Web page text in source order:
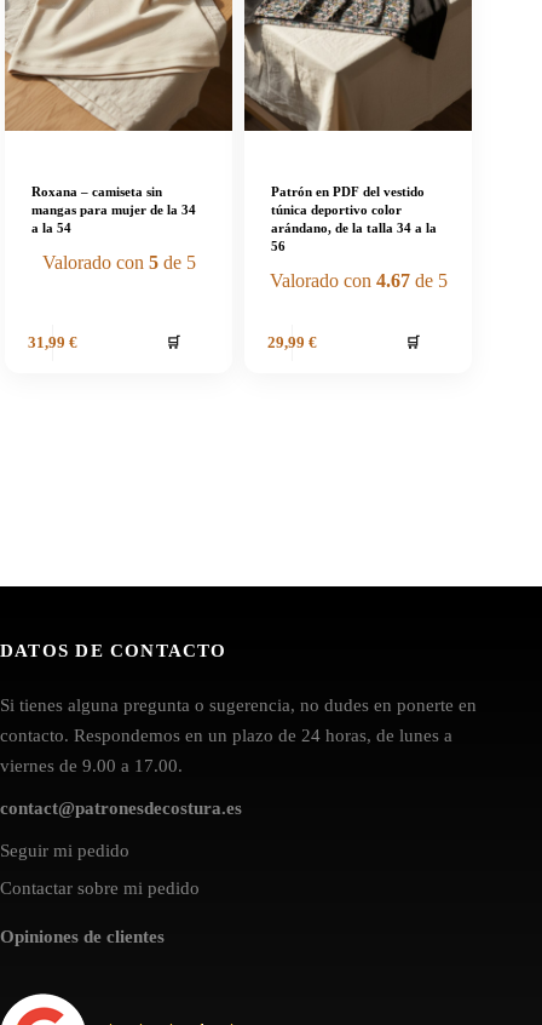
Roxana – camiseta sin
mangas para mujer de la 34
a la 54
Valorado con 5de 5
31,99 € 🛒
Patrón en PDF del vestido
túnica deportivo color
arándano, de la talla 34 a la
56
Valorado con 4.67de 5
29,99 € 🛒
DATOS DE CONTACTO
Si tienes alguna pregunta o sugerencia, no dudes en ponerte en
contacto. Respondemos en un plazo de 24 horas, de lunes a
viernes de 9.00 a 17.00.
contact@patronesdecostura.es
Seguir mi pedido
Contactar sobre mi pedido
Opiniones de clientes